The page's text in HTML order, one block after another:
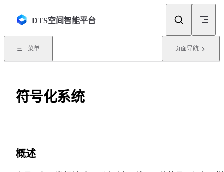
DTS空间智能平台
菜单 页面导航
符号化系统
概述